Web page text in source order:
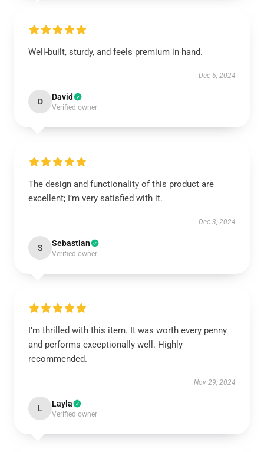
Well-built, sturdy, and feels premium in hand.
Dec 6, 2024
D David
Verified owner
The design and functionality of this product are
excellent; I’m very satisfied with it.
Dec 3, 2024
S Sebastian
Verified owner
I’m thrilled with this item. It was worth every penny
and performs exceptionally well. Highly
recommended.
Nov 29, 2024
L Layla
Verified owner